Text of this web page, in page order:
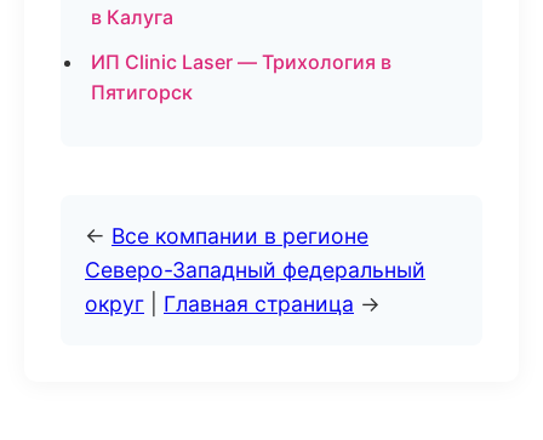
в Калуга
ИП Clinic Laser — Трихология в
Пятигорск
← Все компании в регионе
Северо-Западный федеральный
округ
Главная страница →